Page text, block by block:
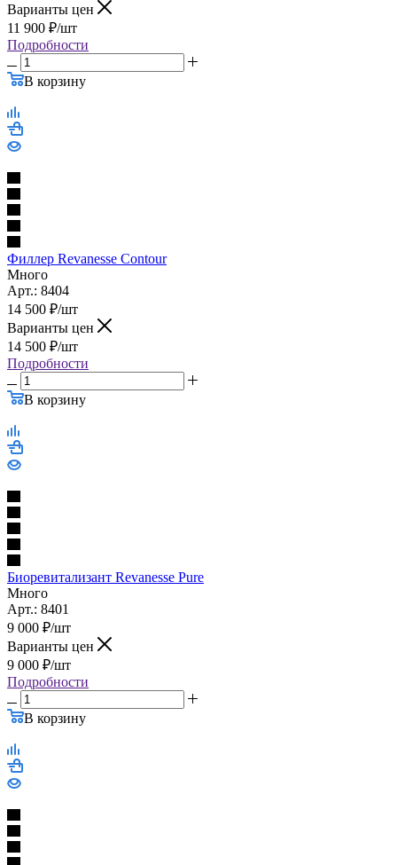
Варианты цен
11 900 ₽/шт
Подробности
В корзину
Филлер Revanesse Contour
Много
Арт.: 8404
14 500 ₽/шт
Варианты цен
14 500 ₽/шт
Подробности
В корзину
Биоревитализант Revanesse Pure
Много
Арт.: 8401
9 000 ₽/шт
Варианты цен
9 000 ₽/шт
Подробности
В корзину